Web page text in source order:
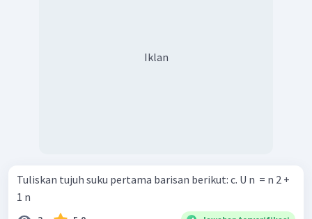
Iklan
Tuliskan tujuh suku pertama barisan berikut: c. U n ​ = n 2 +
1 n ​